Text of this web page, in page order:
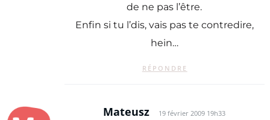
de ne pas l’être.
Enfin si tu l’dis, vais pas te contredire,
hein…
RÉPONDRE
Mateusz 19 février 2009 19h33